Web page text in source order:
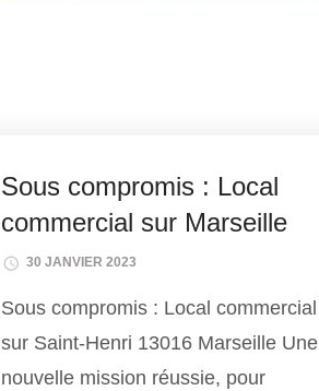
Sous compromis : Local
commercial sur Marseille
30 JANVIER 2023
Sous compromis : Local commercial
sur Saint-Henri 13016 Marseille Une
nouvelle mission réussie, pour